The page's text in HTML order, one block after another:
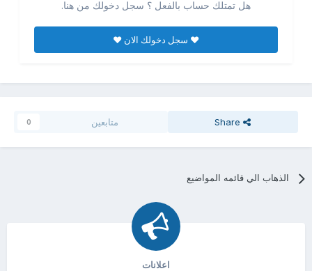
هل تمتلك حساب بالفعل ؟ سجل دخولك من هنا.
♥ سجل دخولك الان ♥
Share متابعين 0
الذهاب الي قائمه المواضيع
اعلانات